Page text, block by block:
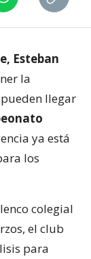
Esteban
la
llegar
ya está
los
colegial
el club
para